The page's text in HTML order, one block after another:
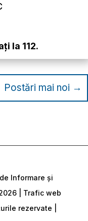
la 112.
Postări mai noi →
Informare și
| Trafic web
rezervate |